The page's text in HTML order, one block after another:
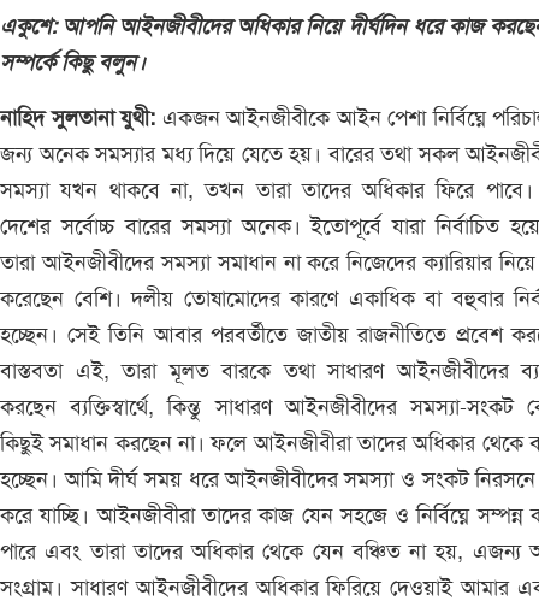
একুশে: আপনি আইনজীবীদের অধিকার নিয়ে দীর্ঘদিন ধরে কাজ
সম্পর্কে কিছু বলুন।
নাহিদ সুলতানা যুথী: একজন আইনজীবীকে আইন পেশা নির্বিঘ্নে
জন্য অনেক সমস্যার মধ্য দিয়ে যেতে হয়। বারের তথা সকল
সমস্যা যখন থাকবে না, তখন তারা তাদের অধিকার ফিরে পাবে।
দেশের সর্বোচ্চ বারের সমস্যা অনেক। ইতোপূর্বে যারা নির্বাচিত
তারা আইনজীবীদের সমস্যা সমাধান না করে নিজেদের ক্যারিয়ার নিয়ে
করেছেন বেশি। দলীয় তোষামোদের কারণে একাধিক বা বহুবার
হচ্ছেন। সেই তিনি আবার পরবর্তীতে জাতীয় রাজনীতিতে প্রবেশ
বাস্তবতা এই, তারা মূলত বারকে তথা সাধারণ আইনজীবীদের
করছেন ব্যক্তিস্বার্থে, কিন্তু সাধারণ আইনজীবীদের সমস্যা-সংকট
কিছুই সমাধান করছেন না। ফলে আইনজীবীরা তাদের অধিকার থেকে
হচ্ছেন। আমি দীর্ঘ সময় ধরে আইনজীবীদের সমস্যা ও সংকট
করে যাচ্ছি। আইনজীবীরা তাদের কাজ যেন সহজে ও নির্বিঘ্নে সম্পন্ন
পারে এবং তারা তাদের অধিকার থেকে যেন বঞ্চিত না হয়, এজন্য
সংগ্রাম। সাধারণ আইনজীবীদের অধিকার ফিরিয়ে দেওয়াই আমার